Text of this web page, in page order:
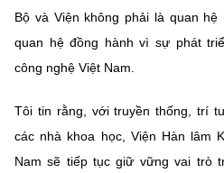
Bộ và Viện không phải là quan
quan hệ đồng hành vì sự phát
công nghệ Việt Nam.
Tôi tin rằng, với truyền thống, trí
các nhà khoa học, Viện Hàn lâm
Nam sẽ tiếp tục giữ vững vai trò